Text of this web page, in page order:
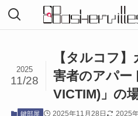
【タルコフ
害者のアパー
VICTIM)」の
2025
11/28
鍵部屋 2025年11月28日 2025